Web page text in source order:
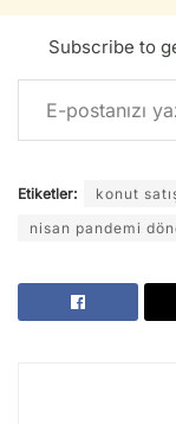
Subscribe to
E-postanızı yazın…
Etiketler:
konut
nisan pandemi